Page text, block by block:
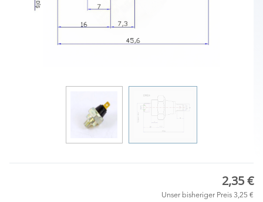
2,35 €
Unser bisheriger Preis 3,25 €